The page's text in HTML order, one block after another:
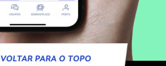
VOLTAR PARA O TOPO